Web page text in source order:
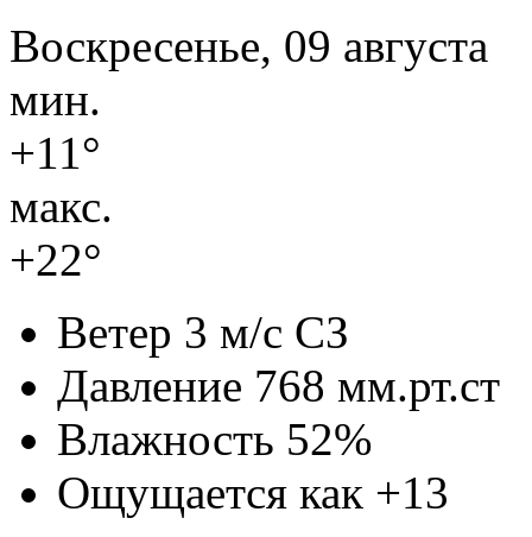
Воскресенье, 09 августа
мин.
+11°
макс.
+22°
Ветер 3 м/с СЗ
Давление 768 мм.рт.ст
Влажность 52%
Ощущается как +13